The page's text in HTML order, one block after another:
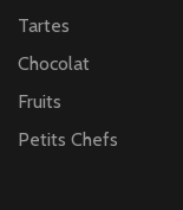
Tartes
Chocolat
Fruits
Petits Chefs